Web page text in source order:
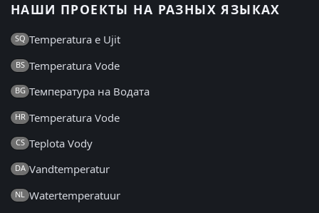
НАШИ ПРОЕКТЫ НА РАЗНЫХ ЯЗЫКАХ
SQ Temperatura e Ujit
BS Temperatura Vode
BG Температура на Водата
HR Temperatura Vode
CS Teplota Vody
DA Vandtemperatur
NL Watertemperatuur